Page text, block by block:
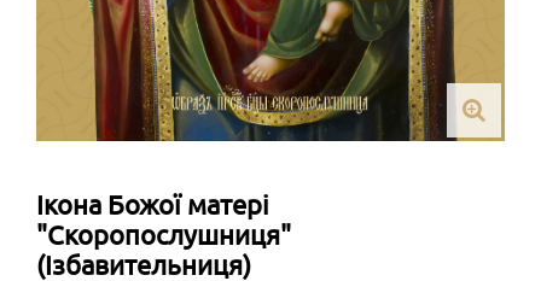
Ікона Божої матері
"Скоропослушниця"
(Ізбавительниця)